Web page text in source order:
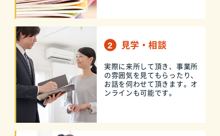
見学・相談
実際に来所して頂き、事業所
の雰囲気を見てもらったり、
お話を伺わせて頂きます。オ
ンラインも可能です。